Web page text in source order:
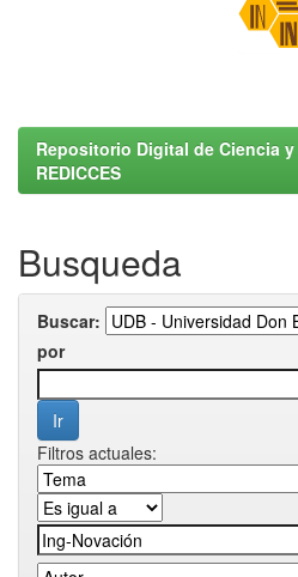
Repositorio Digital de Ciencia
REDICCES
Busqueda
Buscar:
por
Filtros actuales: